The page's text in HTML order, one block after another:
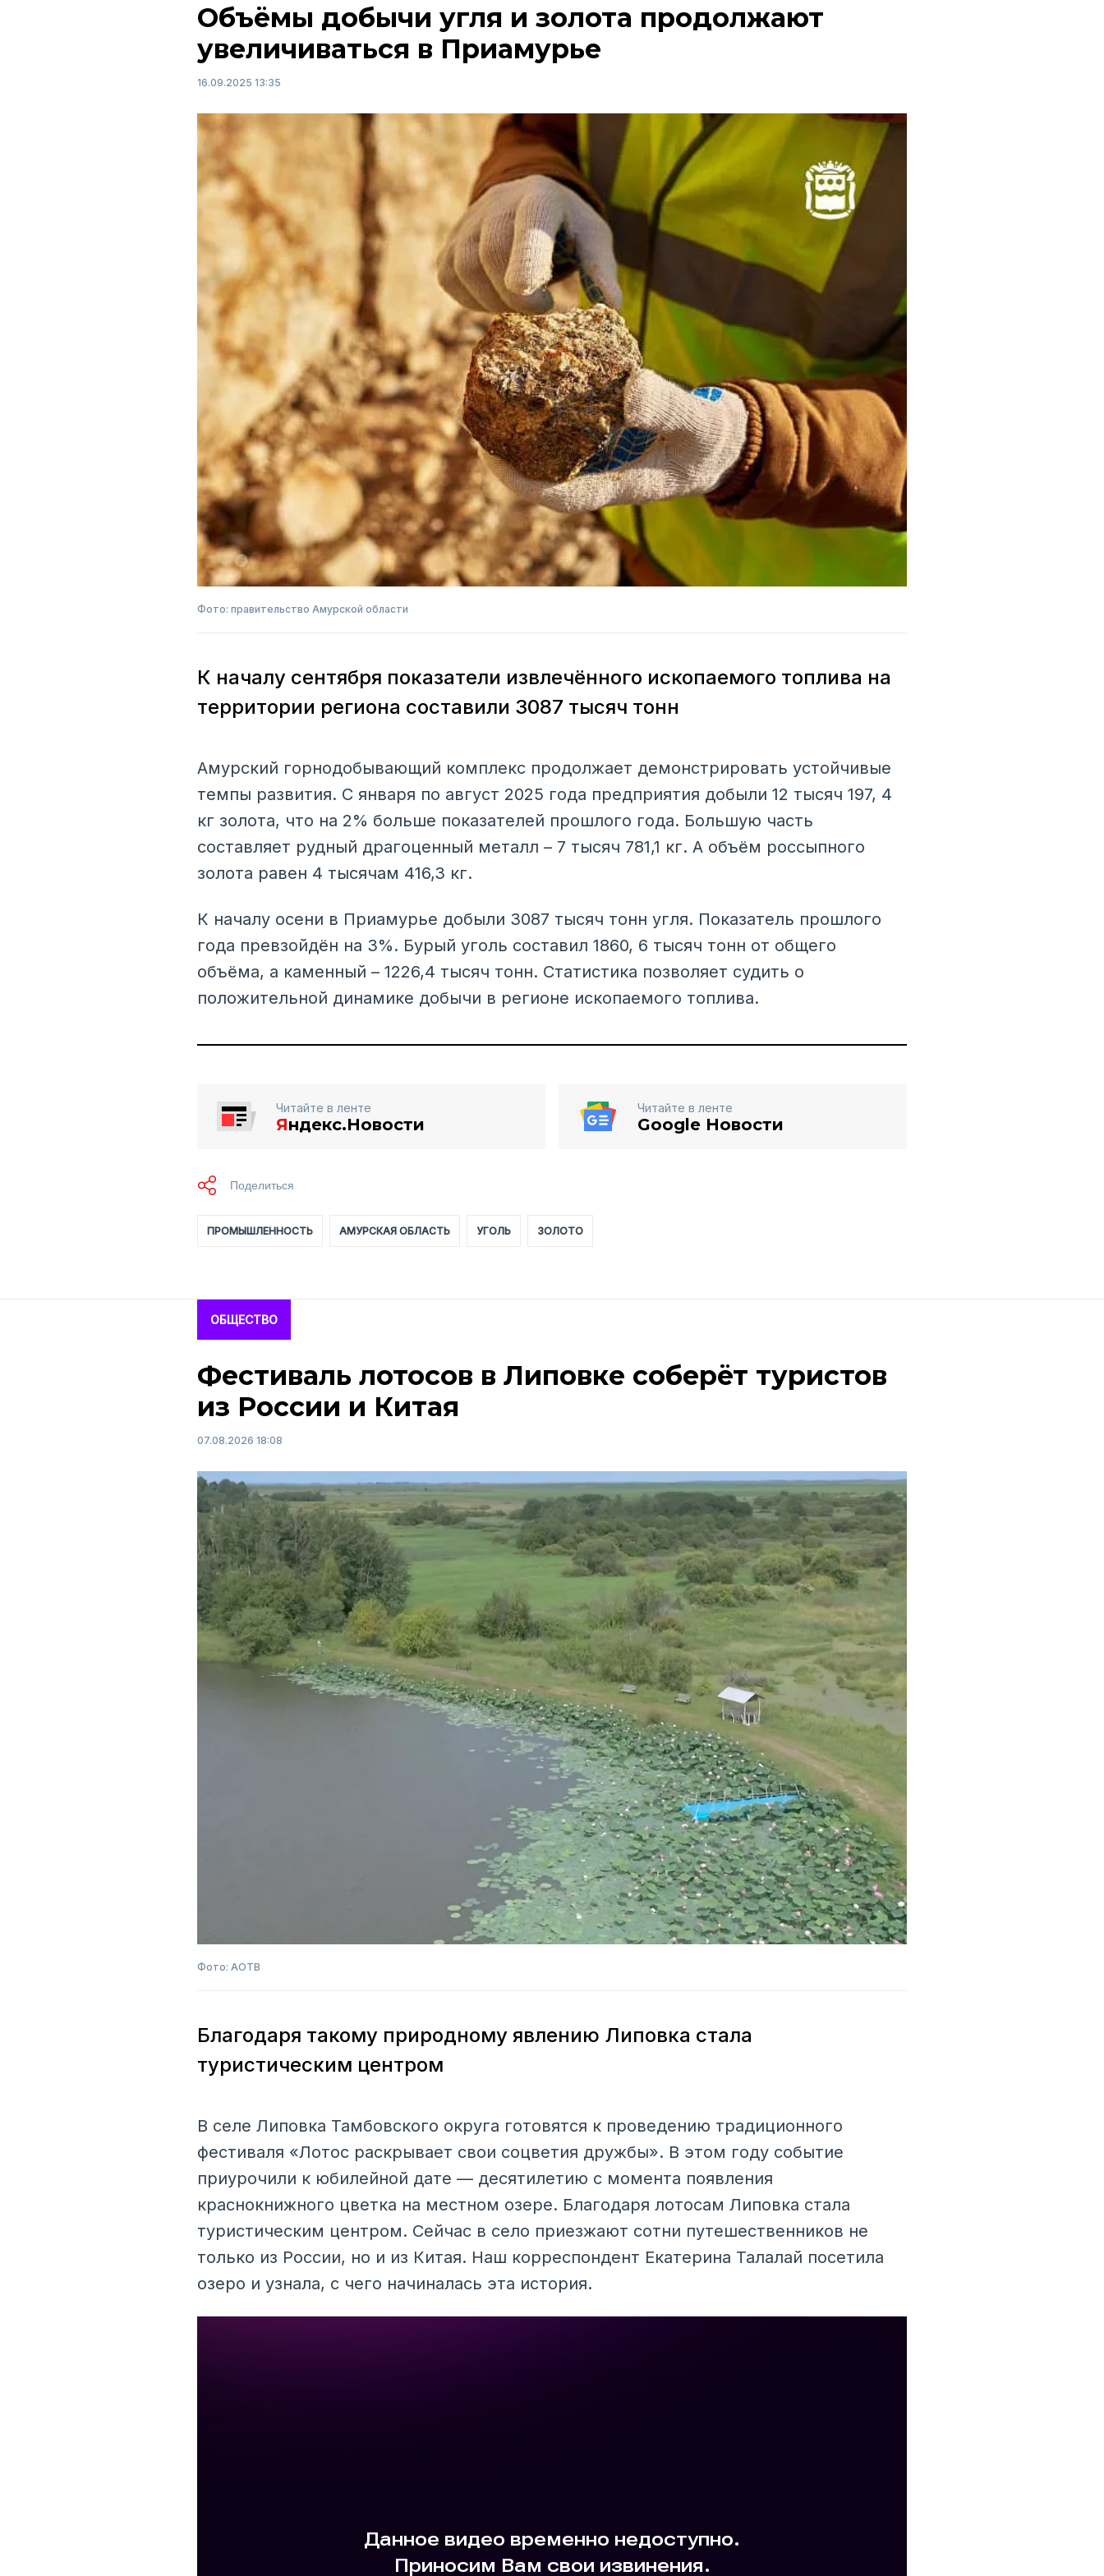
Объёмы добычи угля и золота продолжают
увеличиваться в Приамурье
16.09.2025 13:35
Фото: правительство Амурской области
К началу сентября показатели извлечённого ископаемого топлива на
территории региона составили 3087 тысяч тонн
Амурский горнодобывающий комплекс продолжает демонстрировать устойчивые
темпы развития. С января по август 2025 года предприятия добыли 12 тысяч 197, 4
кг золота, что на 2% больше показателей прошлого года. Большую часть
составляет рудный драгоценный металл – 7 тысяч 781,1 кг. А объём россыпного
золота равен 4 тысячам 416,3 кг.
К началу осени в Приамурье добыли 3087 тысяч тонн угля. Показатель прошлого
года превзойдён на 3%. Бурый уголь составил 1860, 6 тысяч тонн от общего
объёма, а каменный – 1226,4 тысяч тонн. Статистика позволяет судить о
положительной динамике добычи в регионе ископаемого топлива.
Читайте в ленте
Яндекс.Новости
Читайте в ленте
Google Новости
ПРОМЫШЛЕННОСТЬ АМУРСКАЯ ОБЛАСТЬ УГОЛЬ ЗОЛОТО
ОБЩЕСТВО
Фестиваль лотосов в Липовке соберёт туристов
из России и Китая
07.08.2026 18:08
Фото: АОТВ
Благодаря такому природному явлению Липовка стала
туристическим центром
В селе Липовка Тамбовского округа готовятся к проведению традиционного
фестиваля «Лотос раскрывает свои соцветия дружбы». В этом году событие
приурочили к юбилейной дате — десятилетию с момента появления
краснокнижного цветка на местном озере. Благодаря лотосам Липовка стала
туристическим центром. Сейчас в село приезжают сотни путешественников не
только из России, но и из Китая. Наш корреспондент Екатерина Талалай посетила
озеро и узнала, с чего начиналась эта история.